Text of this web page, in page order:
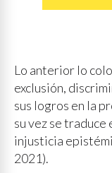
Lo anterior lo
exclusión,
sus logros en la
su vez se
injusticia
2021).